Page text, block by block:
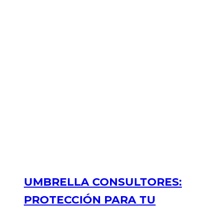
UMBRELLA CONSULTORES:
PROTECCIÓN PARA TU